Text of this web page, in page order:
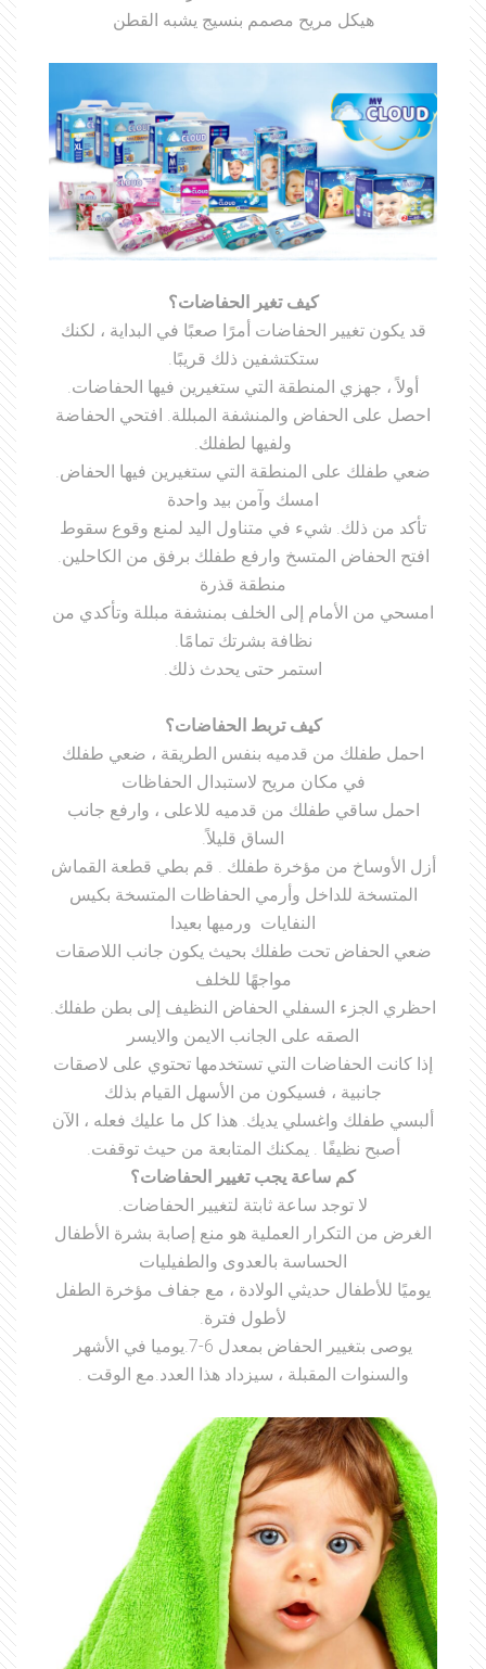
هيكل مريح مصمم بنسيج يشبه القطن
كيف تغير الحفاضات؟
قد يكون تغيير الحفاضات أمرًا صعبًا في البداية ، لكنك
ستكتشفين ذلك قريبًا.
أولاً ، جهزي المنطقة التي ستغيرين فيها الحفاضات.
احصل على الحفاض والمنشفة المبللة. افتحي الحفاضة
ولفيها لطفلك.
ضعي طفلك على المنطقة التي ستغيرين فيها الحفاض.
امسك وآمن بيد واحدة
تأكد من ذلك. شيء في متناول اليد لمنع وقوع سقوط
افتح الحفاض المتسخ وارفع طفلك برفق من الكاحلين.
منطقة قذرة
امسحي من الأمام إلى الخلف بمنشفة مبللة وتأكدي من
نظافة بشرتك تمامًا.
استمر حتى يحدث ذلك.
كيف تربط الحفاضات؟
احمل طفلك من قدميه بنفس الطريقة ، ضعي طفلك
في مكان مريح لاستبدال الحفاظات
احمل ساقي طفلك من قدميه للاعلى ، وارفع جانب
الساق قليلاً.
أزل الأوساخ من مؤخرة طفلك . قم بطي قطعة القماش
المتسخة للداخل وأرمي الحفاظات المتسخة بكيس
النفايات ورميها بعيدا
ضعي الحفاض تحت طفلك بحيث يكون جانب اللاصقات
مواجهًا للخلف
احظري الجزء السفلي الحفاض النظيف إلى بطن طفلك.
الصقه على الجانب الايمن والايسر
إذا كانت الحفاضات التي تستخدمها تحتوي على لاصقات
جانبية ، فسيكون من الأسهل القيام بذلك
ألبسي طفلك واغسلي يديك. هذا كل ما عليك فعله ، الآن
أصبح نظيفًا . يمكنك المتابعة من حيث توقفت.
كم ساعة يجب تغيير الحفاضات؟
لا توجد ساعة ثابتة لتغيير الحفاضات.
الغرض من التكرار العملية هو منع إصابة بشرة الأطفال
الحساسة بالعدوى والطفيليات
يوميًا للأطفال حديثي الولادة ، مع جفاف مؤخرة الطفل
لأطول فترة.
يوصى بتغيير الحفاض بمعدل 6-7.يوميا في الأشهر
والسنوات المقبلة ، سيزداد هذا العدد.مع الوقت .